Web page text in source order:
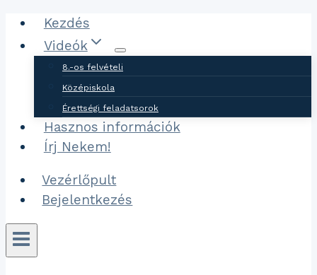
Ugrás
tartalomhoz
Kezdés
Videók
8.-os felvételi
Középiskola
Érettségi feladatsorok
Hasznos információk
Írj Nekem!
Vezérlőpult
Bejelentkezés